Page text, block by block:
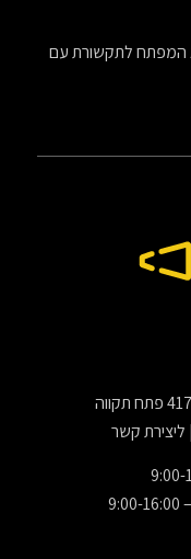
המפתח לתקשורת עם
ליצירת קשר